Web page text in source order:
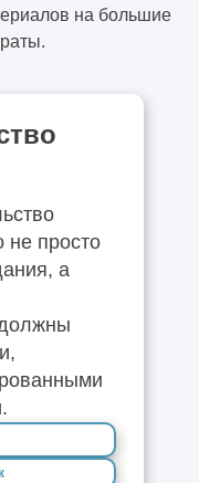
на большие
просто
а